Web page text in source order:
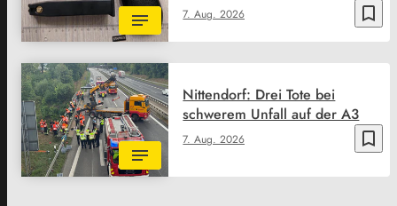
bookmark_border
7. Aug. 2026
bookmark_border
7. Aug. 2026
Nittendorf: Drei Tote bei
schwerem Unfall auf der A3